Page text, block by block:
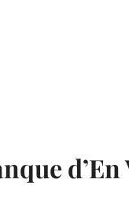
d’En